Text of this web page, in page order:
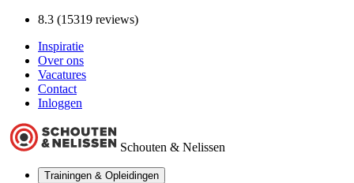
8.3 (15319 reviews)
Inspiratie
Over ons
Vacatures
Contact
Inloggen
Schouten & Nelissen
Trainingen & Opleidingen